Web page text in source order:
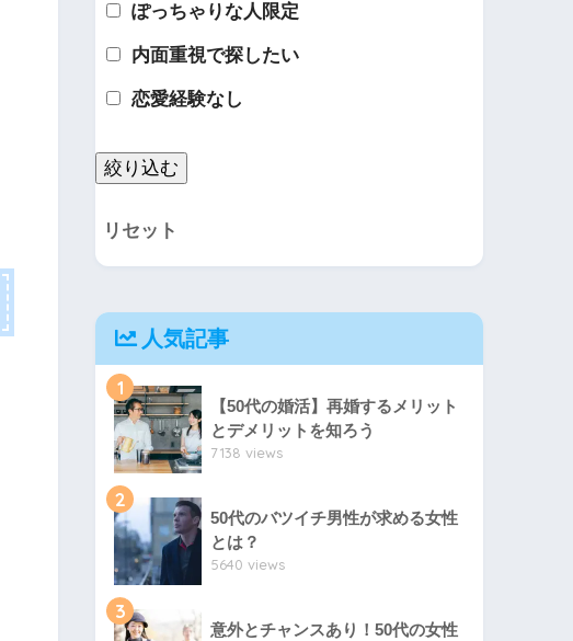
ぽっちゃりな人限定
内面重視で探したい
恋愛経験なし
リセット
人気記事
1
【50代の婚活】再婚するメリット
とデメリットを知ろう
7138 views
2
50代のバツイチ男性が求める女性
とは？
5640 views
3
意外とチャンスあり！50代の女性